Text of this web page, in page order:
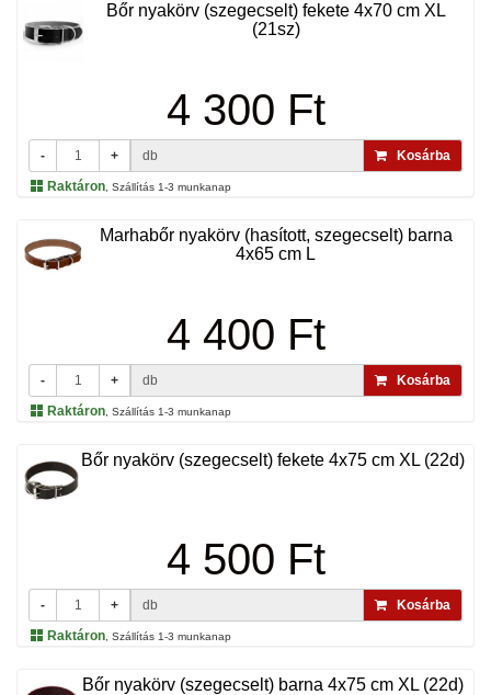
Bőr nyakörv (szegecselt) fekete 4x70 cm XL
(21sz)
4 300 Ft
- + db
Kosárba
Raktáron , Szállítás 1-3 munkanap
Marhabőr nyakörv (hasított, szegecselt) barna
4x65 cm L
4 400 Ft
- + db
Kosárba
Raktáron , Szállítás 1-3 munkanap
Bőr nyakörv (szegecselt) fekete 4x75 cm XL (22d)
4 500 Ft
- + db
Kosárba
Raktáron , Szállítás 1-3 munkanap
Bőr nyakörv (szegecselt) barna 4x75 cm XL (22d)